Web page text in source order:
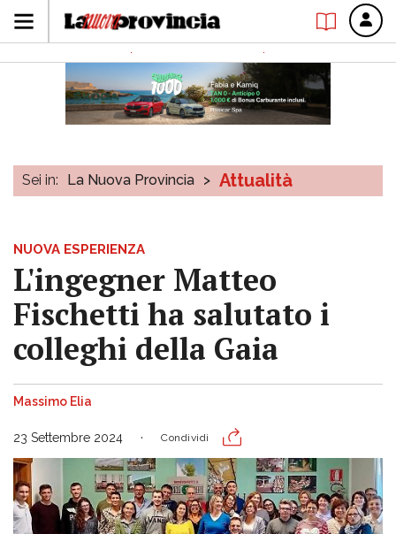
Sei in: La Nuova Provincia > Attualità
NUOVA ESPERIENZA
L'ingegner Matteo
Fischetti ha salutato i
colleghi della Gaia
Massimo Elia
23 Settembre 2024 Condividi